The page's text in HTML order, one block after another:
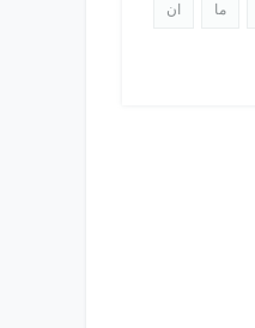
ما ان